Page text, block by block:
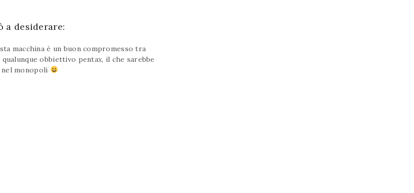
a desiderare:
macchina è un buon compromesso tra
obbiettivo pentax, il che sarebbe
monopoli